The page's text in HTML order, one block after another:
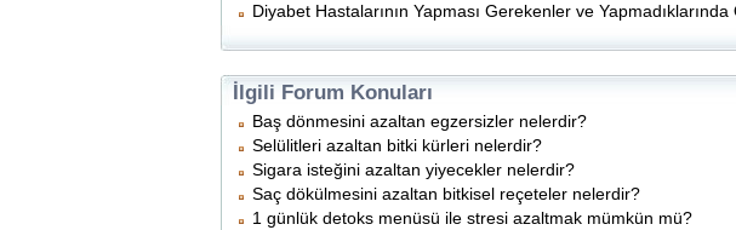
Diyabet Hastalarının Yapması Gerekenler ve
İlgili Forum Konuları
Baş dönmesini azaltan egzersizler nelerdir?
Selülitleri azaltan bitki kürleri nelerdir?
Sigara isteğini azaltan yiyecekler nelerdir?
Saç dökülmesini azaltan bitkisel reçeteler nelerdir?
1 günlük detoks menüsü ile stresi azaltmak mümkün mü?